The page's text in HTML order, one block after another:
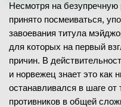
Несмотря на
принято посмеиваться,
завоевания титула
для которых на первый
причин. В
и норвежец знает это как
останавливался в шаге
противников в общей